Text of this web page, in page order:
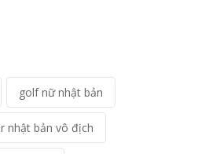
golf nữ nhật bản
nhật bản vô địch